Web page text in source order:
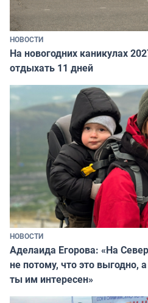
НОВОСТИ
На новогодних каникулах
отдыхать 11 дней
НОВОСТИ
Аделаида Егорова: «На
не потому, что это выгодно,
ты им интересен»